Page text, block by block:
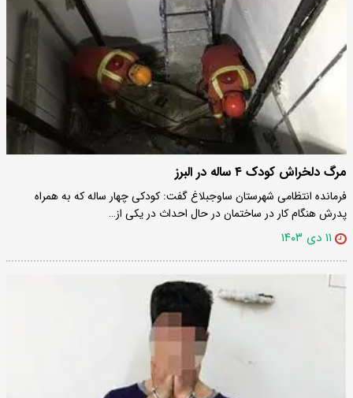
مرگ دلخراش کودک ۴ ساله در البرز
فرمانده انتظامی شهرستان ساوجبلاغ گفت: کودکی چهار ساله که به همراه
پدرش ‏هنگام کار در ساختمان در حال احداث در یکی از…
۱۱ دی ۱۴۰۳